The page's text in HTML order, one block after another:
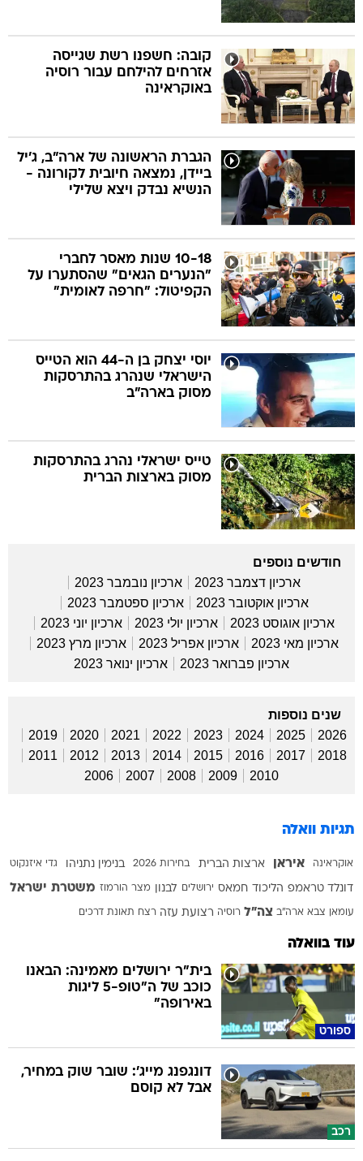
קובה: חשפנו רשת שגייסה
אזרחים להילחם עבור רוסיה
באוקראינה
הגברת הראשונה של ארה"ב, ג'יל
ביידן, נמצאה חיובית לקורונה -
הנשיא נבדק ויצא שלילי
10-18 שנות מאסר לחברי
"הנערים הגאים" שהסתערו על
הקפיטול: "חרפה לאומית"
יוסי יצחק בן ה-44 הוא הטייס
הישראלי שנהרג בהתרסקות
מסוק בארה"ב
טייס ישראלי נהרג בהתרסקות
מסוק בארצות הברית
חודשים נוספים
ארכיון דצמבר 2023
ארכיון נובמבר 2023
ארכיון אוקטובר 2023
ארכיון ספטמבר 2023
ארכיון אוגוסט 2023
ארכיון יולי 2023
ארכיון יוני 2023
ארכיון מאי 2023
ארכיון אפריל 2023
ארכיון מרץ 2023
ארכיון פברואר 2023
ארכיון ינואר 2023
שנים נוספות
2026
2025
2024
2023
2022
2021
2020
2019
2018
2017
2016
2015
2014
2013
2012
2011
2010
2009
2008
2007
2006
תגיות וואלה
אוקראינה איראן ארצות הברית בחירות 2026 בנימין נתניהו גדי איזנקוט
דונלד טראמפ הליכוד חמאס ירושלים לבנון מצר הורמוז משטרת ישראל
עומאן צבא ארה"ב צה"ל רוסיה רצועת עזה רצח תאונת דרכים
עוד בוואלה
ספורט
בית"ר ירושלים מאמינה: הבאנו
כוכב של ה"טופ-5 ליגות
באירופה"
רכב
דונגפנג מייג': שובר שוק במחיר,
אבל לא קוסם